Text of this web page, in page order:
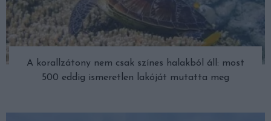
A korallzátony nem csak színes halakból áll: most
500 eddig ismeretlen lakóját mutatta meg